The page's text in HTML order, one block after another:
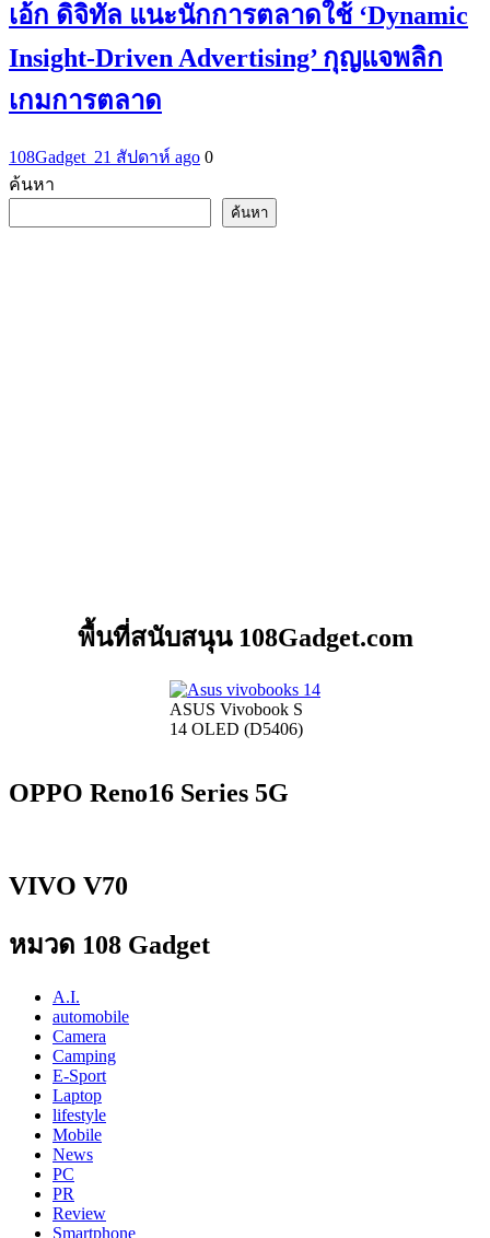
เอ้ก ดิจิทัล แนะนักการตลาดใช้ ‘Dynamic
Insight-Driven Advertising’ กุญแจพลิก
เกมการตลาด
108Gadget_21 สัปดาห์ ago 0
ค้นหา
ค้นหา
พื้นที่สนับสนุน 108Gadget.com
ASUS Vivobook S
14 OLED (D5406)
OPPO Reno16 Series 5G
VIVO V70
หมวด 108 Gadget
A.I.
automobile
Camera
Camping
E-Sport
Laptop
lifestyle
Mobile
News
PC
PR
Review
Smartphone